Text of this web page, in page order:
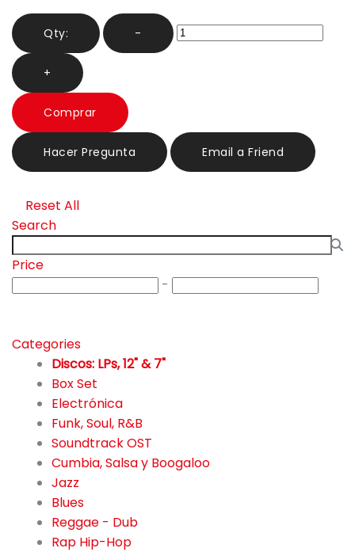
Qty: -
+
Comprar
Hacer Pregunta Email a Friend
Reset All
Search
Price
-
Categories
Discos: LPs, 12" & 7"
Box Set
Electrónica
Funk, Soul, R&B
Soundtrack OST
Cumbia, Salsa y Boogaloo
Jazz
Blues
Reggae - Dub
Rap Hip-Hop